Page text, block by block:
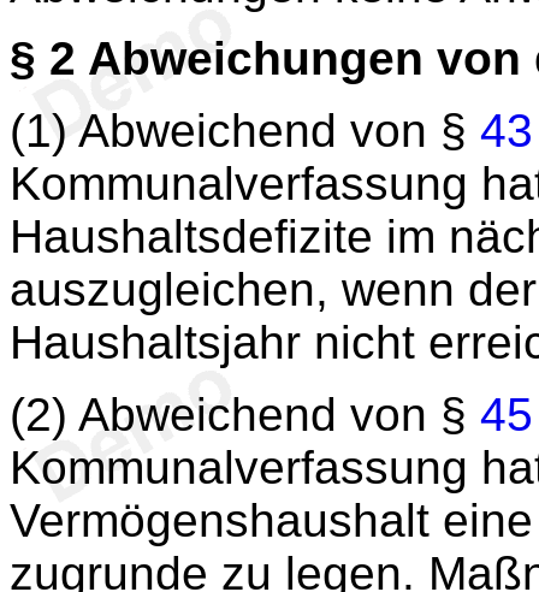
§ 2 Abweichungen
(1) Abweichend von § 43
Kommunalverfassung
Haushaltsdefizite im
auszugleichen, wenn
Haushaltsjahr nicht
(2) Abweichend von § 45
Kommunalverfassung
Vermögenshaushalt
zugrunde zu legen.